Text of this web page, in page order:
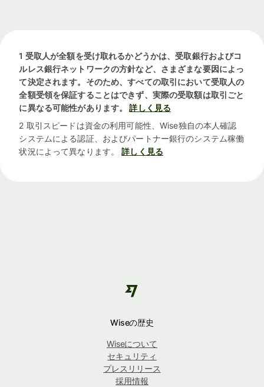
1 受取人が全額を受け取れるかどうかは、受取銀行およびコ
ルレス銀行ネットワークの方針など、さまざまな要因によっ
て決定されます。そのため、すべての取引において受取人の
全額受領を保証することはできず、実際の受取額は取引ごと
に異なる可能性があります。
詳しく見る
2 取引スピードは資金の利用可能性、Wise独自の本人確認
システムによる認証、およびパートナー銀行のシステム稼働
状況によって異なります。
詳しく見る
Wiseの歴史
Wiseについて
セキュリティ
プレスリリース
採用情報